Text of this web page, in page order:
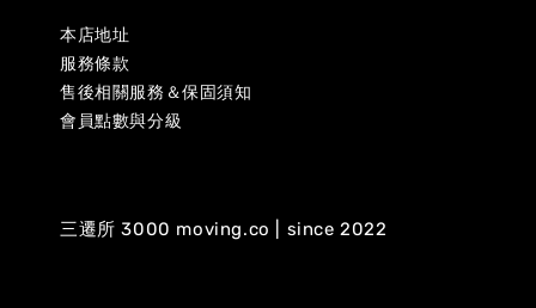
本店地址
服務條款
售後相關服務＆保固須知
會員點數與分級
三遷所 3000 moving.co | since 2022